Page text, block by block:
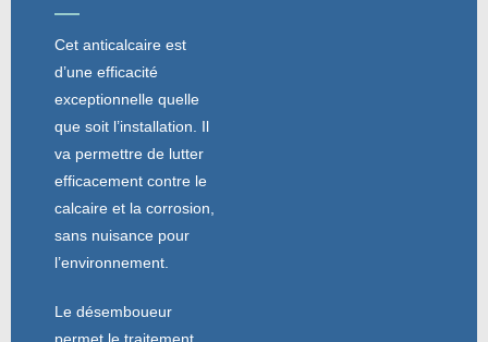
Cet anticalcaire est
d’une efficacité
exceptionnelle quelle
que soit l’installation. Il
va permettre de lutter
efficacement contre le
calcaire et la corrosion,
sans nuisance pour
l’environnement.
Le désemboueur
permet le traitement